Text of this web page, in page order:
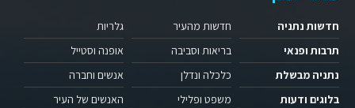
חדשות נתניה
תרבות ופנאי
נתניה מבשלת
בלוגים ודעות
חדשות מהעיר
בריאות וסביבה
כלכלה ונדלן
משפט ופלילי
גלריות
אופנה וסטייל
אנשים וחברה
האנשים של העיר